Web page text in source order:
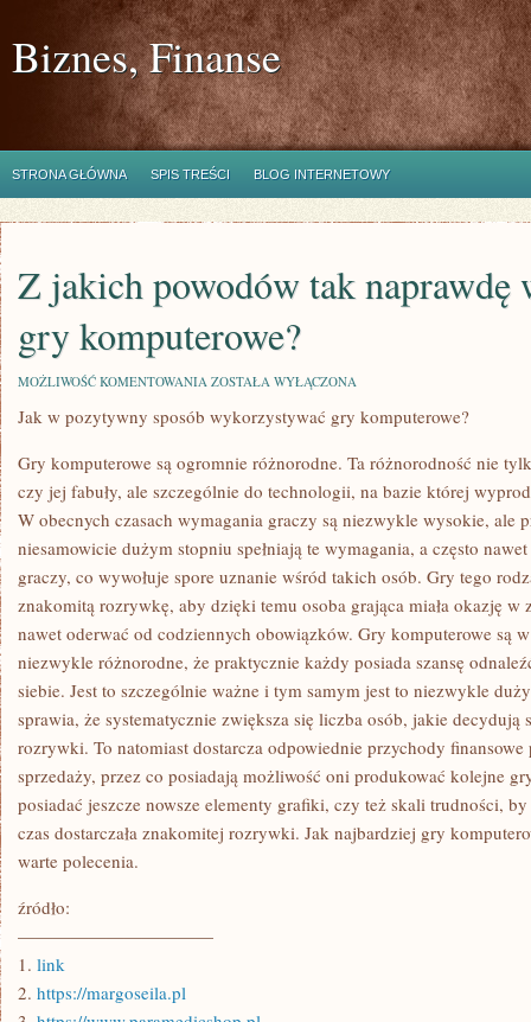
Biznes, Finanse
STRONA GŁÓWNA SPIS TREŚCI BLOG INTERNETOWY
Z jakich powodów tak naprawdę
gry komputerowe?
MOŻLIWOŚĆ KOMENTOWANIA Z
POWODÓW
TAK
WARTO
GRAĆ
GRY
KOMPUTEROWE?
ZOSTAŁA WYŁĄCZONA
Jak w pozytywny sposób wykorzystywać gry komputerowe?
Gry komputerowe są ogromnie różnorodne. Ta różnorodność nie
czy jej fabuły, ale szczególnie do technologii, na bazie której
W obecnych czasach wymagania graczy są niezwykle wysokie, ale
niesamowicie dużym stopniu spełniają te wymagania, a często
graczy, co wywołuje spore uznanie wśród takich osób. Gry tego
znakomitą rozrywkę, aby dzięki temu osoba grająca miała okazję w
nawet oderwać od codziennych obowiązków. Gry komputerowe są
niezwykle różnorodne, że praktycznie każdy posiada szansę
siebie. Jest to szczególnie ważne i tym samym jest to niezwykle
sprawia, że systematycznie zwiększa się liczba osób, jakie decydują
rozrywki. To natomiast dostarcza odpowiednie przychody
sprzedaży, przez co posiadają możliwość oni produkować kolejne
posiadać jeszcze nowsze elementy grafiki, czy też skali trudności,
czas dostarczała znakomitej rozrywki. Jak najbardziej gry
warte polecenia.
źródło:
———————————
1. link
2. https://margoseila.pl